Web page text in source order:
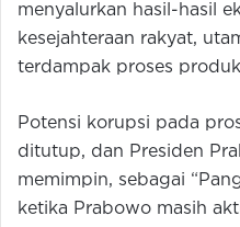
menyalurkan hasil-hasil
kesejahteraan rakyat,
terdampak proses
Potensi korupsi pada
ditutup, dan Presiden
memimpin, sebagai
ketika Prabowo masih